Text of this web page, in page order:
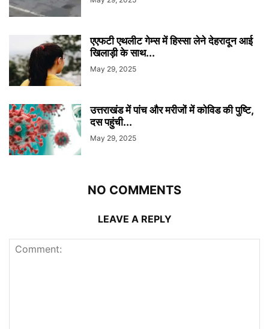
एएफटी एथलीट गेम्स में हिस्सा लेने देहरादून आई
खिलाड़ी के साथ...
May 29, 2025
उत्तराखंड में पांच और मरीजों में कोविड की पुष्टि,
दस पहुंची...
May 29, 2025
NO COMMENTS
LEAVE A REPLY